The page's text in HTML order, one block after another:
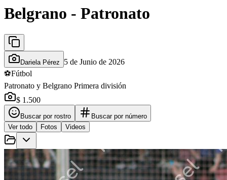
Belgrano - Patronato
Dariela Pérez
5 de Junio de 2026
⚽Fútbol
Patronato y Belgrano Primera división
$ 1.500
Buscar por rostro
Buscar por número
Ver todo
Fotos Videos